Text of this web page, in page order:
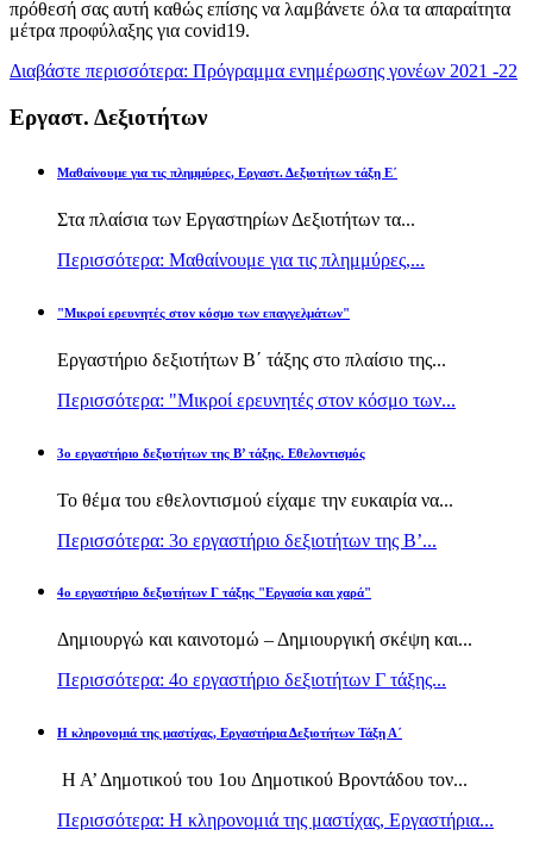
πρόθεσή σας αυτή καθώς επίσης να λαμβάνετε όλα τα απαραίτητα
μέτρα προφύλαξης για covid19.
Διαβάστε περισσότερα: Πρόγραμμα ενημέρωσης γονέων 2021 -22
Εργαστ. Δεξιοτήτων
Μαθαίνουμε για τις πλημμύρες, Εργαστ. Δεξιοτήτων τάξη Ε΄
Στα πλαίσια των Εργαστηρίων Δεξιοτήτων τα...
Περισσότερα: Μαθαίνουμε για τις πλημμύρες,...
"Μικροί ερευνητές στον κόσμο των επαγγελμάτων"
Εργαστήριο δεξιοτήτων Β΄ τάξης στο πλαίσιο της...
Περισσότερα: "Μικροί ερευνητές στον κόσμο των...
3ο εργαστήριο δεξιοτήτων της Β’ τάξης. Εθελοντισμός
Το θέμα του εθελοντισμού είχαμε την ευκαιρία να...
Περισσότερα: 3ο εργαστήριο δεξιοτήτων της Β’...
4ο εργαστήριο δεξιοτήτων Γ τάξης "Εργασία και χαρά"
Δημιουργώ και καινοτομώ – Δημιουργική σκέψη και...
Περισσότερα: 4ο εργαστήριο δεξιοτήτων Γ τάξης...
H κληρονομιά της μαστίχας, Εργαστήρια Δεξιοτήτων Τάξη Α΄
Η Α’ Δημοτικού του 1ου Δημοτικού Βροντάδου τον...
Περισσότερα: H κληρονομιά της μαστίχας, Εργαστήρια...